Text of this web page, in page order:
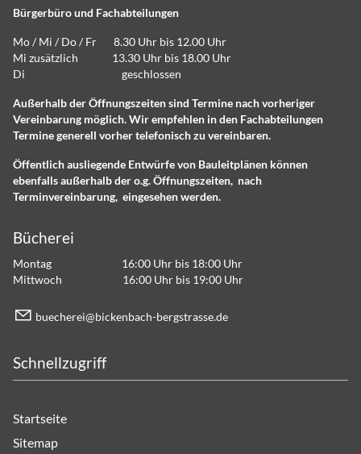
Bürgerbüro und Fachabteilungen
Mo / Mi / Do / Fr 8.30 Uhr bis 12.00 Uhr
Mi zusätzlich 13.30 Uhr bis 18.00 Uhr
Di geschlossen
Außerhalb der Öffnungszeiten sind Termine nach vorheriger
Vereinbarung möglich. Wir empfehlen in den Fachabteilungen
Termine generell vorher telefonisch zu vereinbaren.
Öffentlich ausliegende Entwürfe von Bauleitplänen können
ebenfalls außerhalb der o.g. Öffnungszeiten, nach
Terminvereinbarung, eingesehen werden.
Bücherei
Montag 16:00 Uhr bis 18:00 Uhr
Mittwoch 16:00 Uhr bis 19:00 Uhr
b ch r b ck nb ch-b rgstr ss d
Schnellzugriff
Startseite
Sitemap